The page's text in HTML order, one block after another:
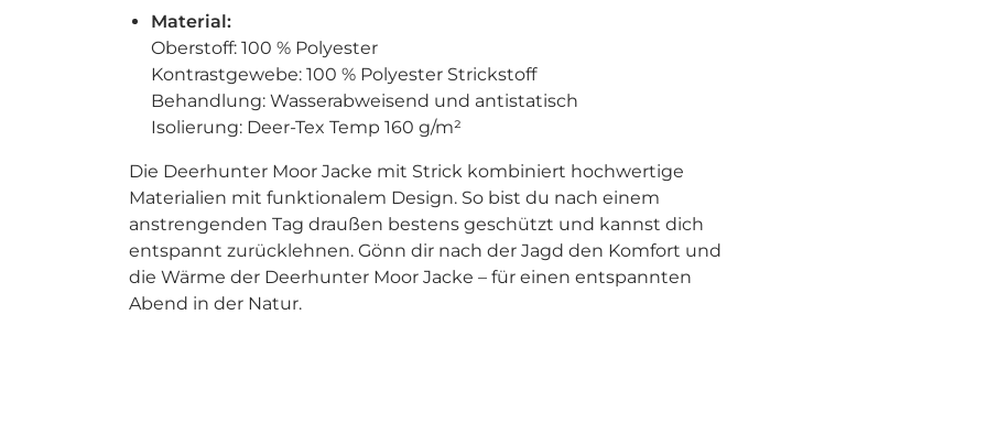
Material:
Oberstoff: 100 % Polyester
Kontrastgewebe: 100 % Polyester Strickstoff
Behandlung: Wasserabweisend und antistatisch
Isolierung: Deer-Tex Temp 160 g/m²
Die Deerhunter Moor Jacke mit Strick kombiniert hochwertige
Materialien mit funktionalem Design. So bist du nach einem
anstrengenden Tag draußen bestens geschützt und kannst dich
entspannt zurücklehnen. Gönn dir nach der Jagd den Komfort und
die Wärme der Deerhunter Moor Jacke – für einen entspannten
Abend in der Natur.